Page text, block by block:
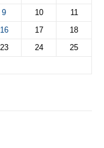
9 10
11
16 17
18
23 24
25